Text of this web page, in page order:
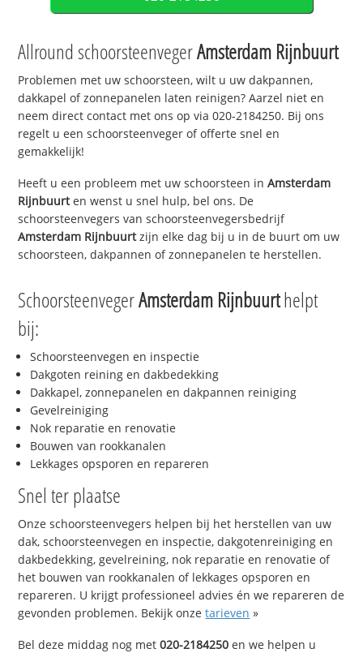
Allround schoorsteenvegerAmsterdam Rijnbuurt
Problemen met uw schoorsteen, wilt u uw dakpannen,
dakkapel of zonnepanelen laten reinigen? Aarzel niet en
neem direct contact met ons op via 020-2184250. Bij ons
regelt u een schoorsteenveger of offerte snel en
gemakkelijk!
Heeft u een probleem met uw schoorsteen inAmsterdam
Rijnbuurten wenst u snel hulp, bel ons. De
schoorsteenvegers van schoorsteenvegersbedrijf
Amsterdam Rijnbuurtzijn elke dag bij u in de buurt om uw
schoorsteen, dakpannen of zonnepanelen te herstellen.
SchoorsteenvegerAmsterdam Rijnbuurthelpt
bij:
Schoorsteenvegen en inspectie
Dakgoten reining en dakbedekking
Dakkapel, zonnepanelen en dakpannen reiniging
Gevelreiniging
Nok reparatie en renovatie
Bouwen van rookkanalen
Lekkages opsporen en repareren
Snel ter plaatse
Onze schoorsteenvegers helpen bij het herstellen van uw
dak, schoorsteenvegen en inspectie, dakgotenreiniging en
dakbedekking, gevelreining, nok reparatie en renovatie of
het bouwen van rookkanalen of lekkages opsporen en
repareren. U krijgt professioneel advies én we repareren de
gevonden problemen. Bekijk onzetarieven »
Bel deze middag nog met020-2184250 en we helpen u